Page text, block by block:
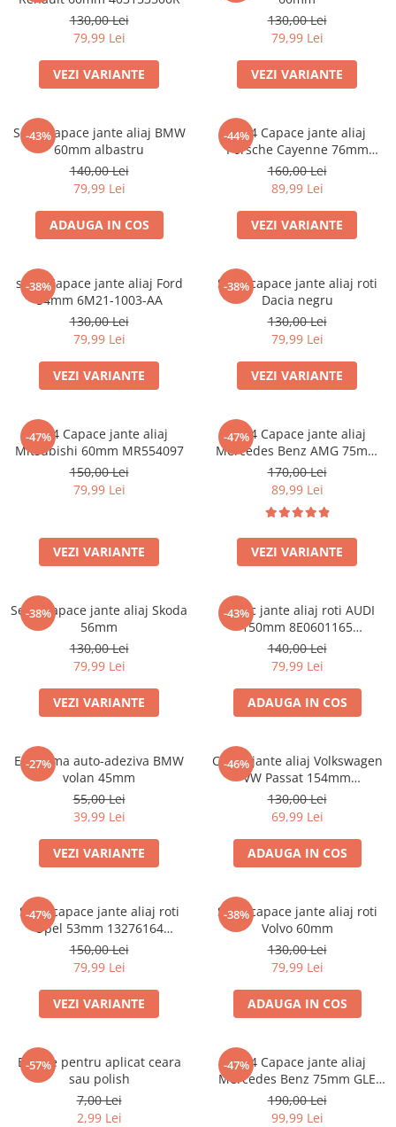
130,00 Lei
79,99 Lei
VEZI VARIANTE
130,00 Lei
79,99 Lei
VEZI VARIANTE
-43%
Set 4 Capace jante aliaj BMW
60mm albastru
140,00 Lei
79,99 Lei
ADAUGA IN COS
-44%
set 4 Capace jante aliaj
Porsche Cayenne 76mm
7L5601149
160,00 Lei
89,99 Lei
VEZI VARIANTE
-38%
set 4 Capace jante aliaj Ford
54mm 6M21-1003-AA
130,00 Lei
79,99 Lei
VEZI VARIANTE
-38%
Set 4 capace jante aliaj roti
Dacia negru
130,00 Lei
79,99 Lei
VEZI VARIANTE
-47%
set 4 Capace jante aliaj
Mitsubishi 60mm MR554097
150,00 Lei
79,99 Lei
VEZI VARIANTE
-47%
set 4 Capace jante aliaj
Mercedes Benz AMG 75mm
(inel prindere) A0004003100
170,00 Lei
89,99 Lei
VEZI VARIANTE
-38%
Set 4 Capace jante aliaj Skoda
56mm
130,00 Lei
79,99 Lei
VEZI VARIANTE
-43%
Capac jante aliaj roti AUDI
150mm 8E0601165
(8ED601165 )
140,00 Lei
79,99 Lei
ADAUGA IN COS
-27%
Emblema auto-adeziva BMW
volan 45mm
55,00 Lei
39,99 Lei
VEZI VARIANTE
-46%
Capac jante aliaj Volkswagen
VW Passat 154mm
1K0601149EQZQ
130,00 Lei
69,99 Lei
ADAUGA IN COS
-47%
Set 4 capace jante aliaj roti
Opel 53mm 13276164
467597050
150,00 Lei
79,99 Lei
VEZI VARIANTE
-38%
Set 4 capace jante aliaj roti
Volvo 60mm
130,00 Lei
79,99 Lei
ADAUGA IN COS
-57%
Burete pentru aplicat ceara
sau polish
7,00 Lei
2,99 Lei
-47%
set 4 Capace jante aliaj
Mercedes Benz 75mm GLE
W167 / GLS X167 A1674015960
190,00 Lei
99,99 Lei